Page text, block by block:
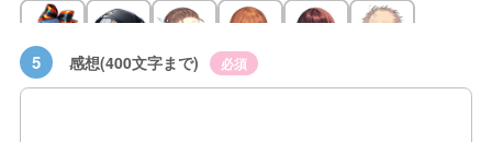
5 感想(400文字まで) 必須